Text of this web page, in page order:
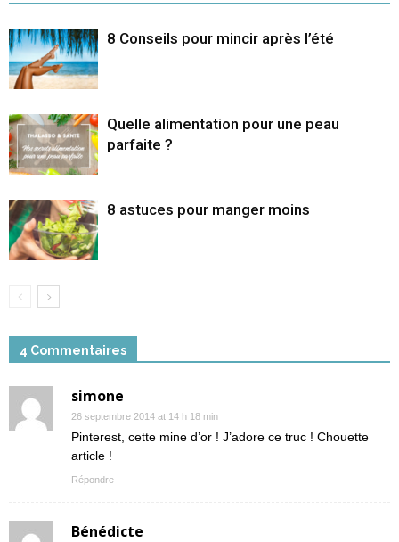
8 Conseils pour mincir après l’été
Quelle alimentation pour une peau
parfaite ?
8 astuces pour manger moins
4 Commentaires
simone
26 septembre 2014 at 14 h 18 min
Pinterest, cette mine d’or ! J’adore ce truc ! Chouette
article !
Répondre
Bénédicte